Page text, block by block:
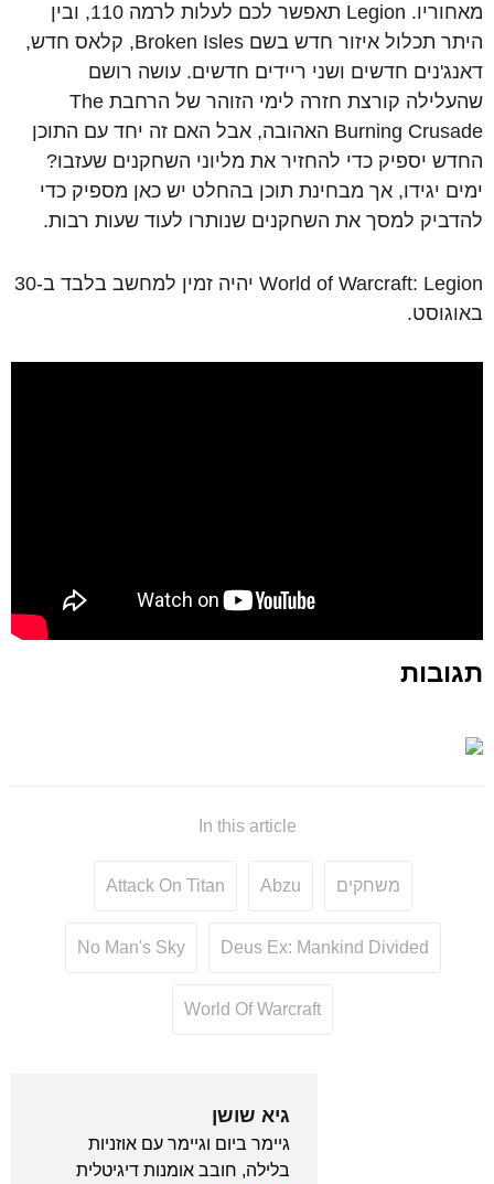
מאחוריו. Legion תאפשר לכם לעלות לרמה 110, ובין
היתר תכלול איזור חדש בשם Broken Isles, קלאס חדש,
דאנג'נים חדשים ושני ריידים חדשים. עושה רושם
שהעלילה קורצת חזרה לימי הזוהר של הרחבת The
Burning Crusade האהובה, אבל האם זה יחד עם התוכן
החדש יספיק כדי להחזיר את מליוני השחקנים שעזבו?
ימים יגידו, אך מבחינת תוכן בהחלט יש כאן מספיק כדי
להדביק למסך את השחקנים שנותרו לעוד שעות רבות.
World of Warcraft: Legion יהיה זמין למחשב בלבד ב-30
באוגוסט.
תגובות
In this article
משחקים Abzu
Attack On Titan
Deus Ex: Mankind Divided
No Man's Sky
World Of Warcraft
גיא שושן
גיימר ביום וגיימר עם אוזניות
בלילה, חובב אומנות דיגיטלית